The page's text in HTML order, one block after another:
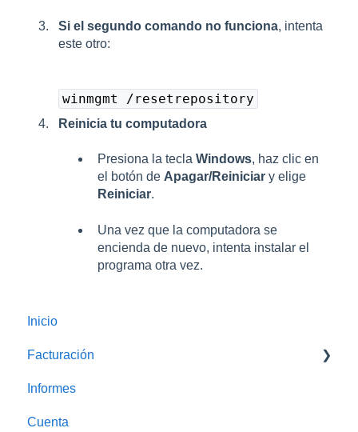
Si el segundo comando no funciona, intenta
este otro:
winmgmt /resetrepository
Reinicia tu computadora
Presiona la tecla Windows, haz clic en
el botón de Apagar/Reiniciar y elige
Reiniciar.
Una vez que la computadora se
encienda de nuevo, intenta instalar el
programa otra vez.
Inicio
Facturación
Facturas Globales
Informes
Cuenta